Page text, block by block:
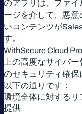
のアプリは、ファイ
ージを介して、悪
いコンテンツが
す。
WithSecure Cloud
上の高度なサイバ
のセキュリティ確保
以下の通りです：
環境全体に対するリ
提供